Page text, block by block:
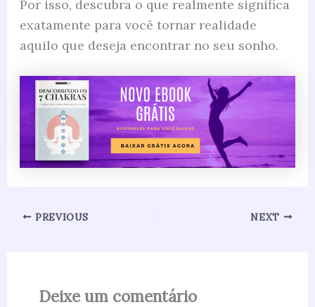
Por isso, descubra o que realmente significa
exatamente para você tornar realidade
aquilo que deseja encontrar no seu sonho.
PREVIOUS NEXT
Deixe um comentário